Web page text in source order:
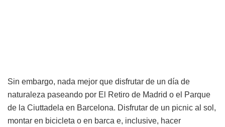
Sin embargo, nada mejor que disfrutar de un día de
naturaleza paseando por El Retiro de Madrid o el Parque
de la Ciuttadela en Barcelona. Disfrutar de un picnic al sol,
montar en bicicleta o en barca e, inclusive, hacer